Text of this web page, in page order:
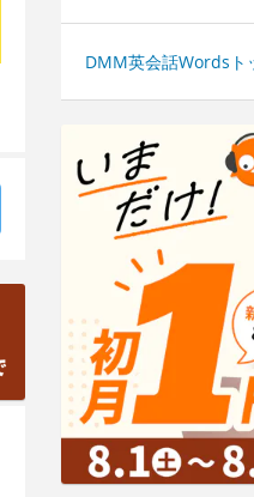
DMM英会話Wordsト